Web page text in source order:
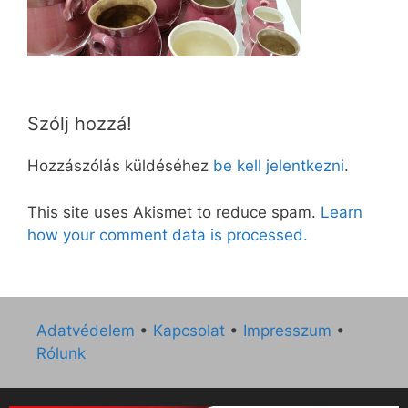
Szólj hozzá!
Hozzászólás küldéséhez be kell jelentkezni.
This site uses Akismet to reduce spam. Learn
how your comment data is processed.
Adatvédelem • Kapcsolat • Impresszum •
Rólunk